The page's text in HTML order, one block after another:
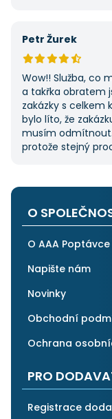
potřebovat další
Petr Žurek
Wow!! Služba, co
a takřka obratem
zakázky s celkem
bylo líto, že
musím
protože stejný
O
O AAA Poptávce
Napište nám
Novinky
Obchodní
Ochrana
PRO
Registrace